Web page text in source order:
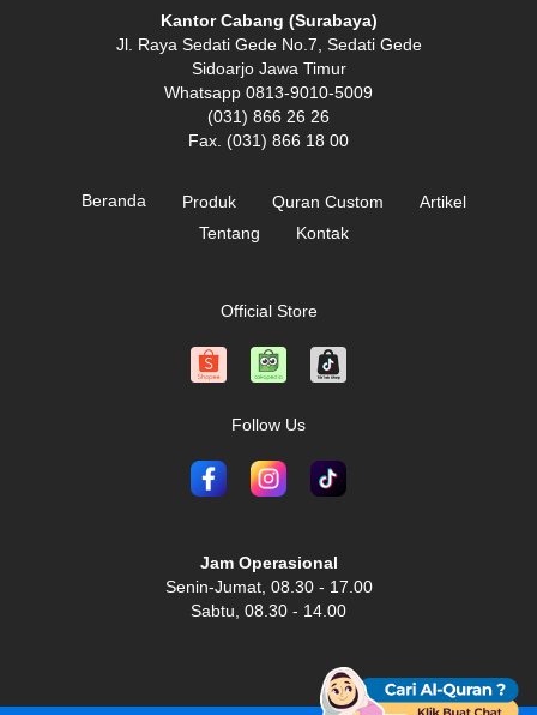
Kantor Cabang (Surabaya)
Jl. Raya Sedati Gede No.7, Sedati Gede
Sidoarjo Jawa Timur
Whatsapp 0813-9010-5009
(031) 866 26 26
Fax. (031) 866 18 00
Beranda Produk Quran Custom
Artikel
Tentang
Kontak
Official Store
Follow Us
Jam Operasional
Senin-Jumat, 08.30 - 17.00
Sabtu, 08.30 - 14.00